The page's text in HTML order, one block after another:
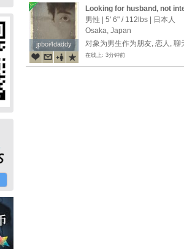
jpboi4daddy
jpboi4daddy
Looking for husband, not
男性 | 5' 6" / 112lbs | 日本人
Osaka, Japan
对象为男生作为朋友, 恋人, 聊
在线上: 3分钟前